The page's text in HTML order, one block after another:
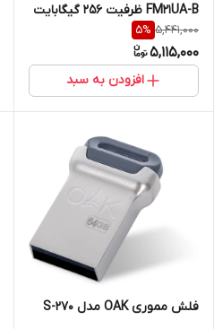
FM21UA-B ظرفیت 256 گیگابایت
با رابط USB3.2
5,441,000
5%
5,115,000
افزودن به سبد
فلش مموری OAK مدل S-270